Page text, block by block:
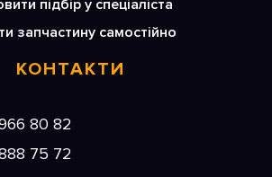
підбір у спеціаліста
запчастину самостійно
КОНТАКТИ
80 82
75 72